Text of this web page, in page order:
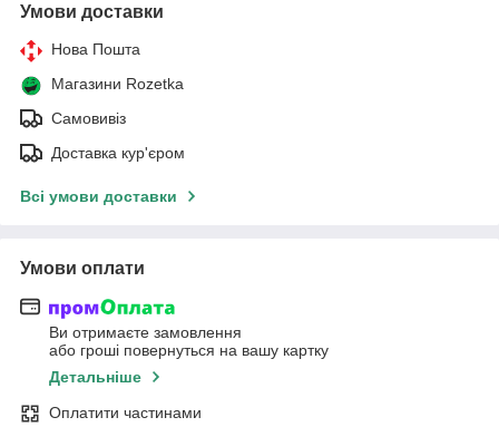
Умови доставки
Нова Пошта
Магазини Rozetka
Самовивіз
Доставка кур'єром
Всі умови доставки
Умови оплати
Ви отримаєте замовлення
або гроші повернуться на вашу картку
Детальніше
Оплатити частинами